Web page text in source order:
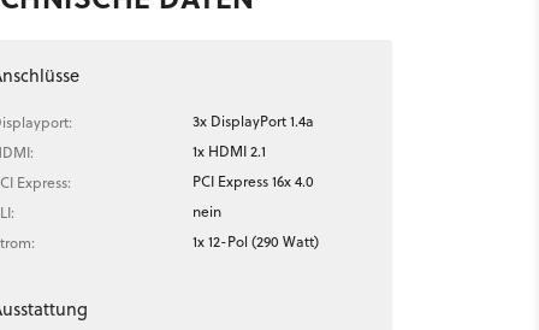
3x DisplayPort 1.4a
1x HDMI 2.1
Express:
PCI Express 16x 4.0
nein
1x 12-Pol (290 Watt)